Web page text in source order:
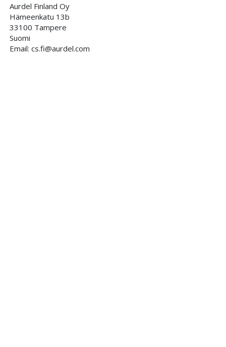
Aurdel Finland Oy
Hämeenkatu 13b
33100 Tampere
Suomi
Email: cs.fi@aurdel.com